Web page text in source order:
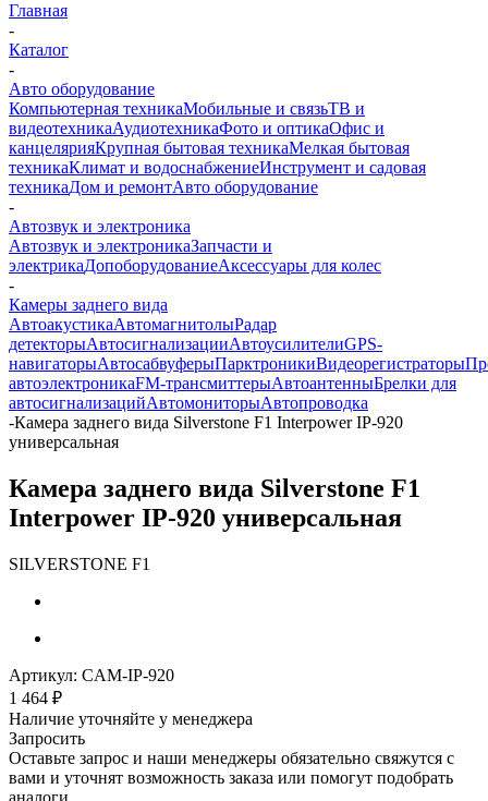
Главная
-
Каталог
-
Авто оборудование
Компьютерная техникаМобильные и связьТВ и
видеотехникаАудиотехникаФото и оптикаОфис и
канцелярияКрупная бытовая техникаМелкая бытовая
техникаКлимат и водоснабжениеИнструмент и садовая
техникаДом и ремонтАвто оборудование
-
Автозвук и электроника
Автозвук и электроникаЗапчасти и
электрикаДопоборудованиеАксессуары для колес
-
Камеры заднего вида
АвтоакустикаАвтомагнитолыРадар
детекторыАвтосигнализацииАвтоусилителиGPS-
навигаторыАвтосабвуферыПарктроникиВидеорегистраторы
автоэлектроникаFM-трансмиттерыАвтоантенныБрелки для
автосигнализацийАвтомониторыАвтопроводка
-Камера заднего вида Silverstone F1 Interpower IP-920
универсальная
Камера заднего вида Silverstone F1
Interpower IP-920 универсальная
SILVERSTONE F1
Артикул: CAM-IP-920
1 464 ₽
Наличие уточняйте у менеджера
Запросить
Оставьте запрос и наши менеджеры обязательно свяжутся с
вами и уточнят возможность заказа или помогут подобрать
аналоги.